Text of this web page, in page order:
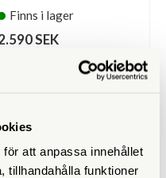
att anpassa innehållet
tillhandahålla funktioner
Finns i lager
SEK
LÄS MER